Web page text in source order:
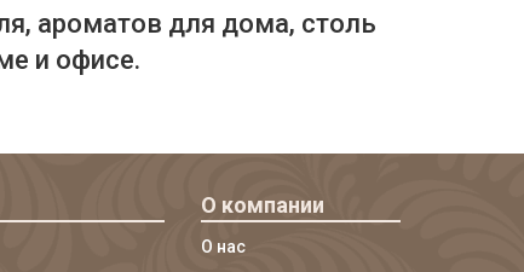
ароматов для дома, столь
и офисе.
О компании
О нас